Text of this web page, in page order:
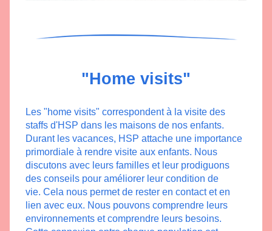
"Home visits"
Les "home visits" correspondent à la visite des
staffs d'HSP dans les maisons de nos enfants.
Durant les vacances, HSP attache une importance
primordiale à rendre visite aux enfants. Nous
discutons avec leurs familles et leur prodiguons
des conseils pour améliorer leur condition de
vie. Cela nous permet de rester en contact et en
lien avec eux. Nous pouvons comprendre leurs
environnements et comprendre leurs besoins.